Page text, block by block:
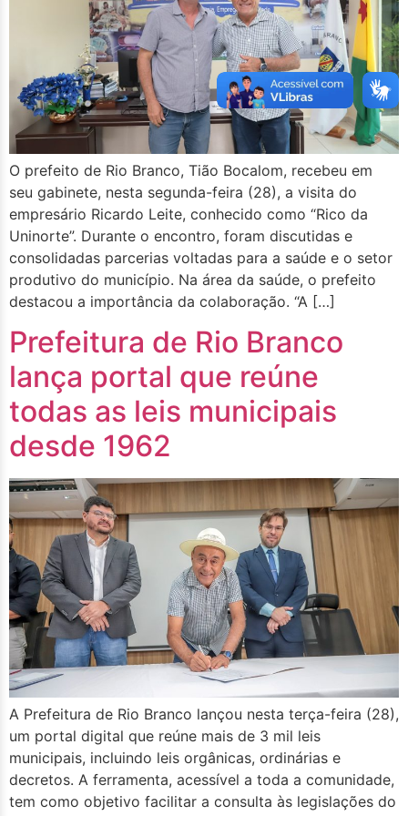
O prefeito de Rio Branco, Tião Bocalom, recebeu em
seu gabinete, nesta segunda-feira (28), a visita do
empresário Ricardo Leite, conhecido como “Rico da
Uninorte”. Durante o encontro, foram discutidas e
consolidadas parcerias voltadas para a saúde e o setor
produtivo do município. Na área da saúde, o prefeito
destacou a importância da colaboração. “A […]
Prefeitura de Rio Branco
lança portal que reúne
todas as leis municipais
desde 1962
A Prefeitura de Rio Branco lançou nesta terça-feira (28),
um portal digital que reúne mais de 3 mil leis
municipais, incluindo leis orgânicas, ordinárias e
decretos. A ferramenta, acessível a toda a comunidade,
tem como objetivo facilitar a consulta às legislações do